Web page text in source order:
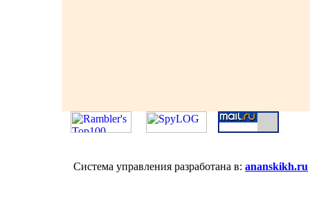
Система управления разработана в: ananskikh.ru